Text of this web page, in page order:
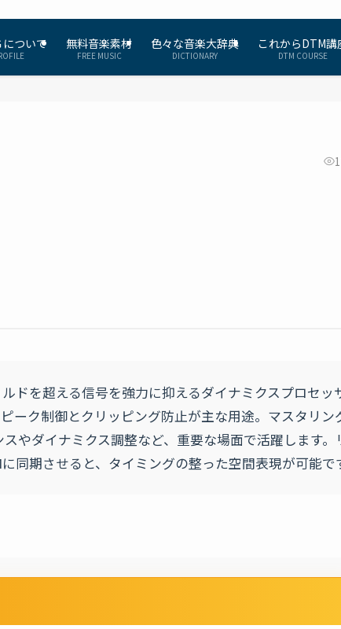
について 無料音楽素材
FREE MUSIC
色々な音楽大辞典
DICTIONARY
これからDTM講
DTM COURSE
ドを超える信号を強力に抑えるダイナミクスプロセッ
ーク制御とクリッピング防止が主な用途。マスタリン
やダイナミクス調整など、重要な場面で活躍します。
同期させると、タイミングの整った空間表現が可能で